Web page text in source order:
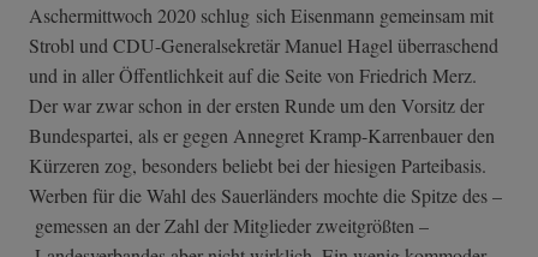
Aschermittwoch 2020 schlug sich Eisenmann gemeinsam mit
Strobl und CDU-Generalsekretär Manuel Hagel überraschend
und in aller Öffentlichkeit auf die Seite von Friedrich Merz.
Der war zwar schon in der ersten Runde um den Vorsitz der
Bundespartei, als er gegen Annegret Kramp-Karrenbauer den
Kürzeren zog, besonders beliebt bei der hiesigen Parteibasis.
Werben für die Wahl des Sauerländers mochte die Spitze des –
gemessen an der Zahl der Mitglieder zweitgrößten –